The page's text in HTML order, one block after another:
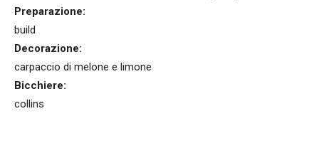
Preparazione:
build
Decorazione:
carpaccio di melone e limone
Bicchiere:
collins